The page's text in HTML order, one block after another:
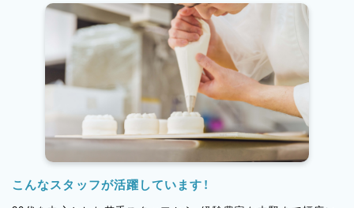
けています。
こんなスタッフが活躍しています！